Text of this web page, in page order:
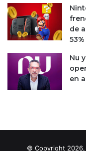
E
P
e
de
53%
Nu
en
© Copyright